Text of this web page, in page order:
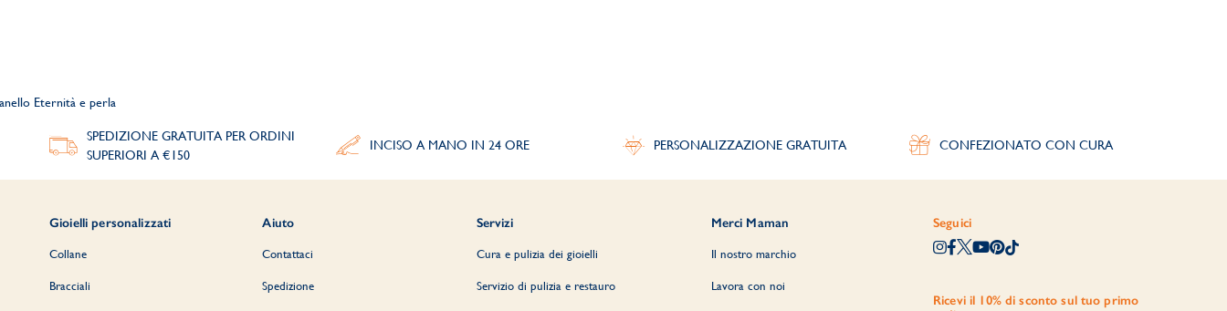
Eternità e perla
SPEDIZIONE GRATUITA PER ORDINI
SUPERIORI A €150
INCISO A MANO IN 24 ORE PERSONALIZZAZIONE GRATUITA CONFEZIONATO CON CURA
Gioielli personalizzati
Collane
Bracciali
Aiuto
Contattaci
Spedizione
Servizi
Cura e pulizia dei gioielli
Servizio di pulizia e restauro
Merci Maman
Il nostro marchio
Lavora con noi
Seguici
Ricevi il 10% di sconto sul tuo primo